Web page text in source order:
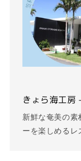
きょら海工房
新鮮な奄美の素
ーを楽しめるレ